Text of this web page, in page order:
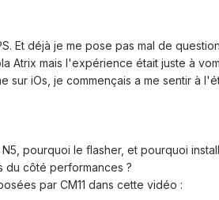
Et déjà je me pose pas mal de
mais l'expérience était juste à
sur iOs, je commençais a me sentir à
pourquoi le flasher, et pourquoi
du côté performances ?
par CM11 dans cette vidéo :